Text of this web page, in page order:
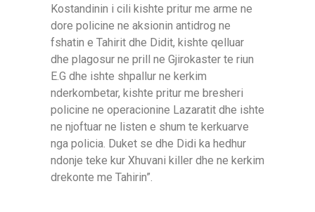
Kostandinin i cili kishte pritur me arme ne
dore policine ne aksionin antidrog ne
fshatin e Tahirit dhe Didit, kishte qelluar
dhe plagosur ne prill ne Gjirokaster te riun
E.G dhe ishte shpallur ne kerkim
nderkombetar, kishte pritur me bresheri
policine ne operacionine Lazaratit dhe ishte
ne njoftuar ne listen e shum te kerkuarve
nga policia. Duket se dhe Didi ka hedhur
ndonje teke kur Xhuvani killer dhe ne kerkim
drekonte me Tahirin”.